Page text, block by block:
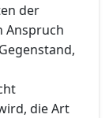
der
Anspruch
die Art